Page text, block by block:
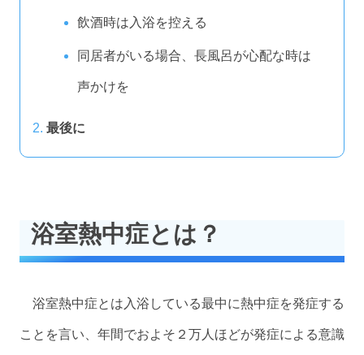
飲酒時は入浴を控える
同居者がいる場合、長風呂が心配な時は
声かけを
最後に
浴室熱中症とは？
浴室熱中症とは入浴している最中に熱中症を発症する
ことを言い、年間でおよそ２万人ほどが発症による意識